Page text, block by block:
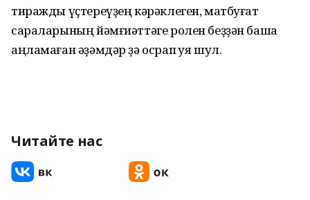
тиражды үҫтереүҙең кәрәклеген, матбуғат
сараларының йәмғиәттәге ролен беҙҙән башҡа
аңламаған әҙәмдәр ҙә осрап ҡуя шул.
Читайте нас